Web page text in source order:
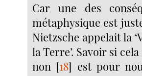
Car une des
métaphysique est
Nietzsche appelait la
la Terre’. Savoir si
non [18] est pour